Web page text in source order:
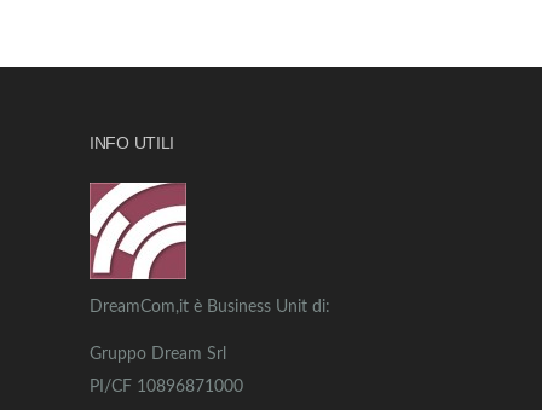
INFO UTILI
DreamCom,it è Business Unit di:
Gruppo Dream Srl
PI/CF 10896871000